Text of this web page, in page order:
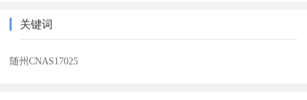
关键词
随州CNAS17025